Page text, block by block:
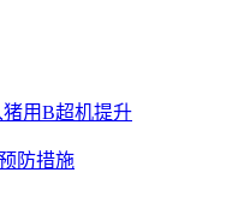
用B超机提升
防措施